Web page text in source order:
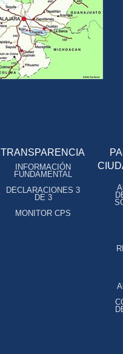
TRANSPARENCIA
INFORMACIÓN
FUNDAMENTAL
DECLARACIONES 3
DE 3
MONITOR CPS